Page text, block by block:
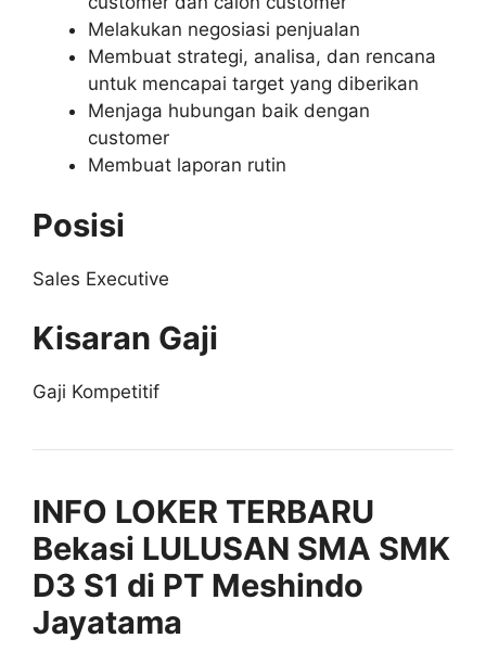
Melakukan negosiasi penjualan
Membuat strategi, analisa, dan rencana
untuk mencapai target yang diberikan
Menjaga hubungan baik dengan
customer
Membuat laporan rutin
Posisi
Sales Executive
Kisaran Gaji
Gaji Kompetitif
INFO LOKER TERBARU
Bekasi LULUSAN SMA SMK
D3 S1 di PT Meshindo
Jayatama